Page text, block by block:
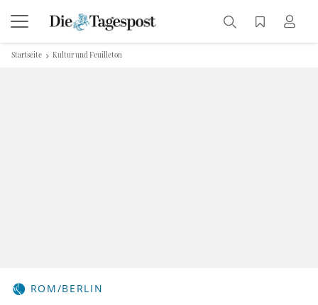
Startseite Kultur und Feuilleton
ROM/BERLIN